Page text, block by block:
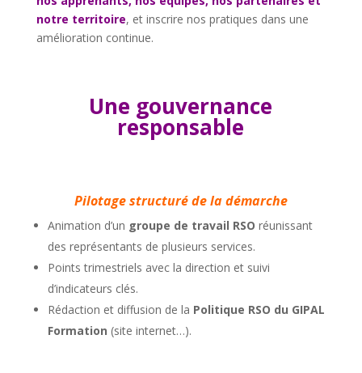
notre territoire, et inscrire nos pratiques dans une
amélioration continue.
Une gouvernance
responsable
Pilotage structuré de la démarche
Animation d’un groupe de travail RSO réunissant
des représentants de plusieurs services.
Points trimestriels avec la direction et suivi
d’indicateurs clés.
Rédaction et diffusion de la Politique RSO du GIPAL
Formation (site internet…).